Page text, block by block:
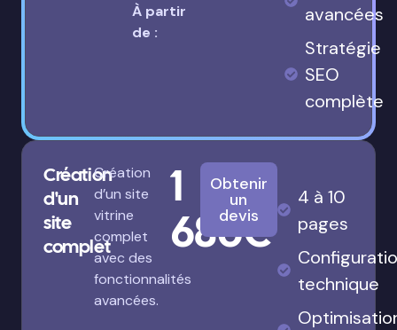
À partir
de :
avancées
Stratégie
SEO
complète
Création
d'un
site
complet
Création
d’un site
vitrine
complet
avec des
fonctionnalités
avancées.
1
680€
Obtenir
un
devis
4 à 10
pages
technique